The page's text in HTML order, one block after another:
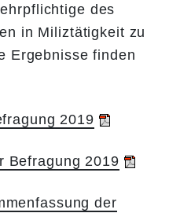
des
in Miliztätigkeit zu
Ergebnisse finden
2019
Befragung 2019
der